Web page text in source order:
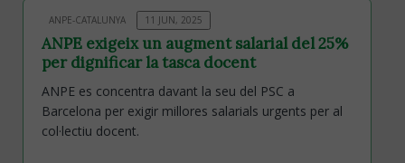
ANPE-CATALUNYA 11 JUN, 2025
ANPE exigeix un augment salarial del 25%
per dignificar la tasca docent
ANPE es concentra davant la seu del PSC a
Barcelona per exigir millores salarials urgents per al
col·lectiu docent.